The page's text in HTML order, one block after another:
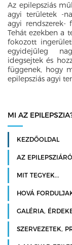
Az epilepsziás
agyi területek -
agyi rendszerek-
Tehát ezekben a
fokozott
egyidejűleg
idegsejtek és
függenek, hogy
epilepsziás agyi
MI AZ
KEZDŐOLDAL
AZ
MIT TEGYEK...
HOVÁ
GALÉRIA,
SZERVEZETEK,